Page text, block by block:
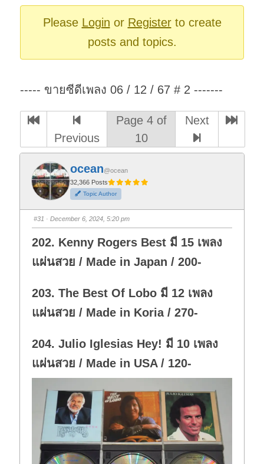
Please Login or Registerto create
posts and topics.
----- ขายซีดีเพลง 06 / 12 / 67 # 2 -------
Previous
Page 4 of
10
Next
ocean@ocean
32,366 Posts
Topic Author
#31 · December 6, 2024, 5:20 pm
202. Kenny Rogers Best มี 15 เพลง
แผ่นสวย / Made in Japan / 200-
203. The Best Of Lobo มี 12 เพลง
แผ่นสวย / Made in Koria / 270-
204. Julio Iglesias Hey! มี 10 เพลง
แผ่นสวย / Made in USA / 120-